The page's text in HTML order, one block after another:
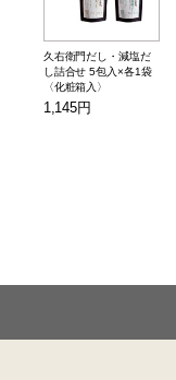
久右衛門だし・減塩だ
し詰合せ 5包入×各1袋
〈化粧箱入〉
1,145円